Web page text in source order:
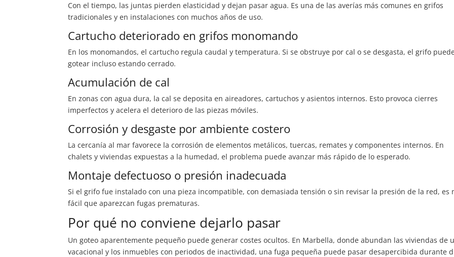
Con el tiempo, las juntas pierden elasticidad y dejan pasar agua. Es una de las averías más comunes en grifos
tradicionales y en instalaciones con muchos años de uso.
Cartucho deteriorado en grifos monomando
En los monomandos, el cartucho regula caudal y temperatura. Si se obstruye por cal o se desgasta, el grifo
gotear incluso estando cerrado.
Acumulación de cal
En zonas con agua dura, la cal se deposita en aireadores, cartuchos y asientos internos. Esto provoca cierres
imperfectos y acelera el deterioro de las piezas móviles.
Corrosión y desgaste por ambiente costero
La cercanía al mar favorece la corrosión de elementos metálicos, tuercas, remates y componentes internos. En
chalets y viviendas expuestas a la humedad, el problema puede avanzar más rápido de lo esperado.
Montaje defectuoso o presión inadecuada
Si el grifo fue instalado con una pieza incompatible, con demasiada tensión o sin revisar la presión de la red, es
fácil que aparezcan fugas prematuras.
Por qué no conviene dejarlo pasar
Un goteo aparentemente pequeño puede generar costes ocultos. En Marbella, donde abundan las viviendas de
vacacional y los inmuebles con periodos de inactividad, una fuga pequeña puede pasar desapercibida durante